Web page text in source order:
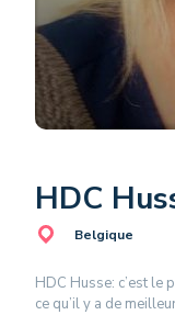
HDC
Belgique
HDC Husse: c’est
ce qu’il y a de